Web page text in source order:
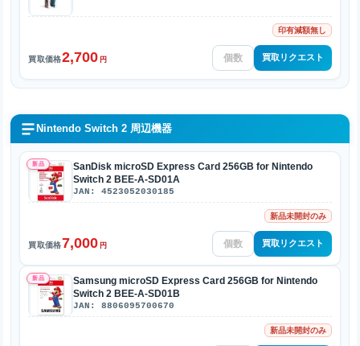
印有減額無し
買取価格2,700 円 買取リクエスト
Nintendo Switch 2 周辺機器
新品
SanDisk microSD Express Card 256GB for Nintendo
Switch 2 BEE-A-SD01A
JAN: 4523052030185
新品未開封のみ
買取価格7,000 円 買取リクエスト
新品
Samsung microSD Express Card 256GB for Nintendo
Switch 2 BEE-A-SD01B
JAN: 8806095700670
新品未開封のみ